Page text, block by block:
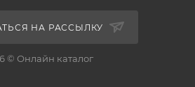
НА РАССЫЛКУ
© Онлайн каталог